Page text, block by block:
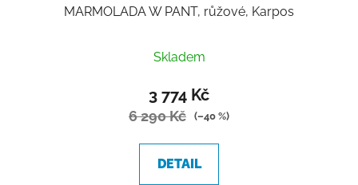
MARMOLADA W PANT, růžové, Karpos
Skladem
3 774 Kč
6 290 Kč (–40 %)
DETAIL